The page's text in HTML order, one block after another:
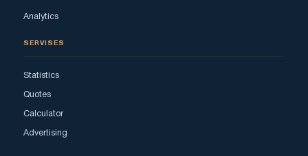
Analytics
SERVISES
Statistics
Quotes
Calculator
Advertising